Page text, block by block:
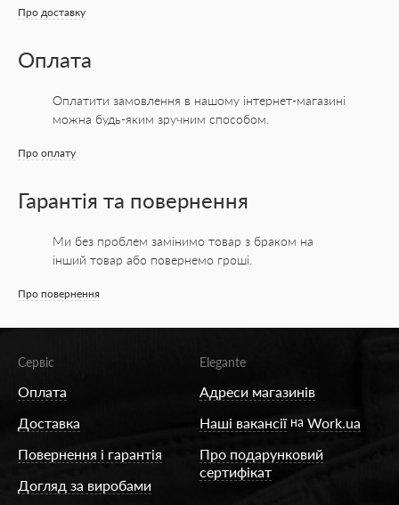
частина впливає на живіт і сідниці, роблячи
поєднання двох матеріалів.
забезпечує виробу міцність, зносостійкість.
У нього гладка блискуча текстура, тому
колготки приємні на дотик і мають
привабливий вигляд.
розтягуються, але при цьому зберігають
свою форму. Саме еластан забезпечує
верхня частина виконується з лайкри з
подвійним обкручуванням. Це дає змогу
досягати хорошого ступеня утягування.
Про доставку
Оплата
Оплатити замовлення в нашому інтернет-магазині
можна будь-яким зручним способом.
Про оплату
Гарантія та повернення
Ми без проблем замінимо товар з браком на
інший товар або повернемо гроші.
Про повернення
Сервіс
Оплата
Доставка
Повернення і гарантія
Догляд за виробами
Elegante
Адреси магазинів
Наші вакансії на Work.ua
Про подарунковий
сертифікат